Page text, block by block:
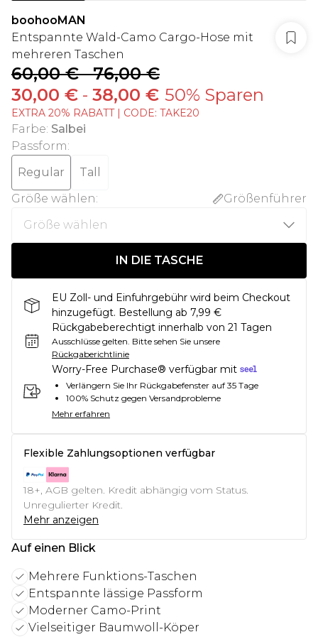
boohooMAN
Entspannte Wald-Camo Cargo-Hose mit
mehreren Taschen
60,00 €-76,00 €
30,00 € - 38,00 € 50% Sparen
EXTRA 20% RABATT | CODE: TAKE20
Farbe: Salbei
Passform:
Regular
Tall
Größe wählen: Größenführer
IN DIE TASCHE
EU Zoll- und Einfuhrgebühr wird beim Checkout
hinzugefügt. Bestellung ab 7,99 €
Rückgabeberechtigt innerhalb von 21 Tagen
Ausschlüsse gelten. Bitte sehen Sie unsere
Rückgaberichtlinie
Worry-Free Purchase® verfügbar mit
Verlängern Sie Ihr Rückgabefenster auf 35 Tage
100% Schutz gegen Versandprobleme
Mehr erfahren
Flexible Zahlungsoptionen verfügbar
18+, AGB gelten. Kredit abhängig vom Status.
Unregulierter Kredit.
Mehr anzeigen
Auf einen Blick
Mehrere Funktions-Taschen
Entspannte lässige Passform
Moderner Camo-Print
Vielseitiger Baumwoll-Köper